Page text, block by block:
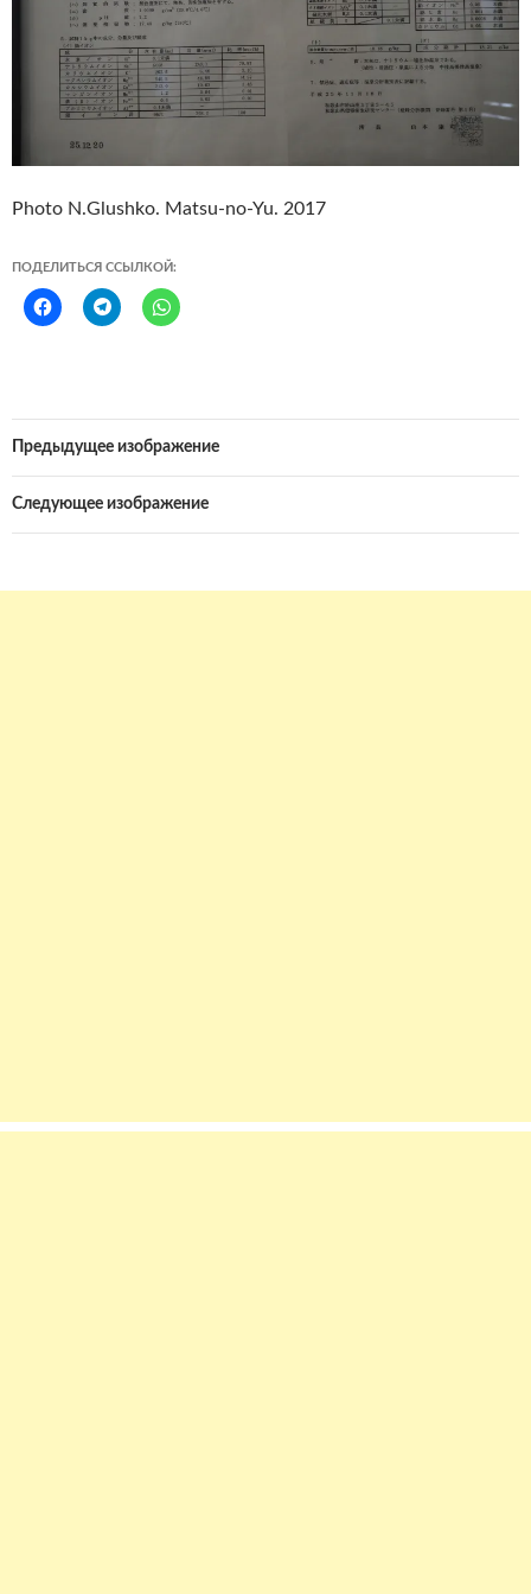
Photo N.Glushko. Matsu-no-Yu. 2017
ПОДЕЛИТЬСЯ ССЫЛКОЙ:
Предыдущее изображение
Следующее изображение